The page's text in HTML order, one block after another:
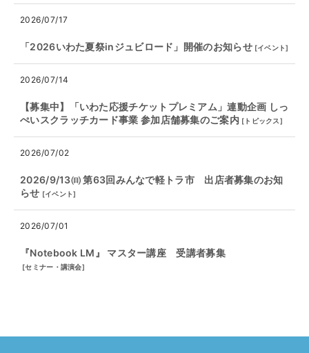
2026/07/17
「2026いわた夏祭inジュビロード」開催のお知らせ [イベント]
2026/07/14
【募集中】「いわた応援チケットプレミアム」連動企画 しっ
ぺいスクラッチカード事業 参加店舗募集のご案内 [ トピックス]
2026/07/02
2026/9/13㈰ 第63回みんなで軽トラ市 出店者募集のお知
らせ [イベント]
2026/07/01
『Notebook LM』 マスター講座 受講者募集
[セミナー・講演会]